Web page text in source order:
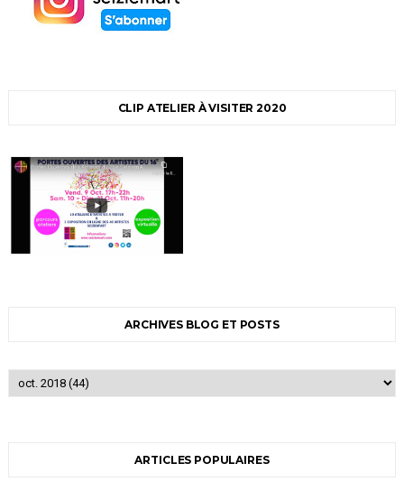
CLIP ATELIER À VISITER 2020
ARCHIVES BLOG ET POSTS
ARTICLES POPULAIRES